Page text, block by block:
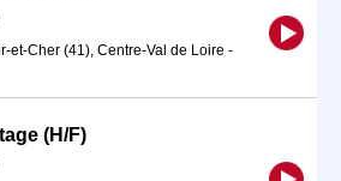
et-Cher (41), Centre-Val de Loire -
(H/F)